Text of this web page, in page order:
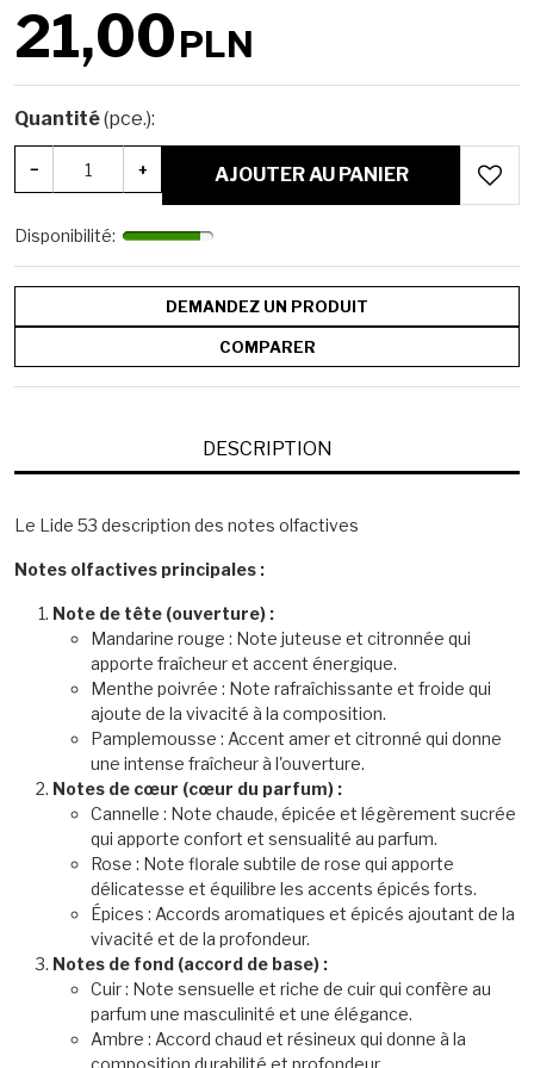
21,00PLN
Quantité(pce.):
− + AJOUTER AU PANIER
Disponibilité:
DEMANDEZ UN PRODUIT
COMPARER
DESCRIPTION
Le Lide 53 description des notes olfactives
Notes olfactives principales :
Note de tête (ouverture) :
Mandarine rouge : Note juteuse et citronnée qui
apporte fraîcheur et accent énergique.
Menthe poivrée : Note rafraîchissante et froide qui
ajoute de la vivacité à la composition.
Pamplemousse : Accent amer et citronné qui donne
une intense fraîcheur à l'ouverture.
Notes de cœur (cœur du parfum) :
Cannelle : Note chaude, épicée et légèrement sucrée
qui apporte confort et sensualité au parfum.
Rose : Note florale subtile de rose qui apporte
délicatesse et équilibre les accents épicés forts.
Épices : Accords aromatiques et épicés ajoutant de la
vivacité et de la profondeur.
Notes de fond (accord de base) :
Cuir : Note sensuelle et riche de cuir qui confère au
parfum une masculinité et une élégance.
Ambre : Accord chaud et résineux qui donne à la
composition durabilité et profondeur.